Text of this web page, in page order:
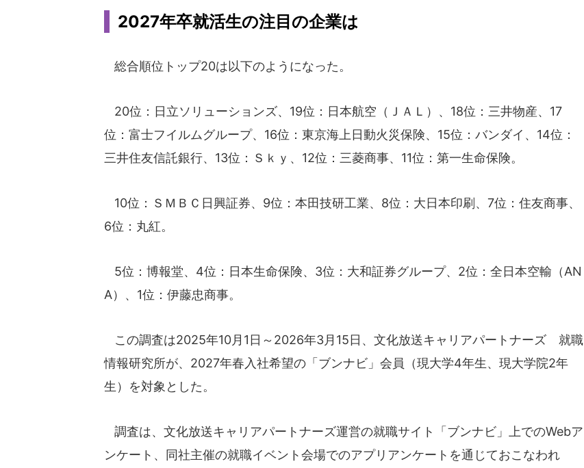
2027年卒就活生の注目の企業は
総合順位トップ20は以下のようになった。
20位：日立ソリューションズ、19位：日本航空（ＪＡＬ）、18位：三井物産、17
位：富士フイルムグループ、16位：東京海上日動火災保険、15位：バンダイ、14位：
三井住友信託銀行、13位：Ｓｋｙ、12位：三菱商事、11位：第一生命保険。
10位：ＳＭＢＣ日興証券、9位：本田技研工業、8位：大日本印刷、7位：住友商事、
6位：丸紅。
5位：博報堂、4位：日本生命保険、3位：大和証券グループ、2位：全日本空輸（AN
A）、1位：伊藤忠商事。
この調査は2025年10月1日～2026年3月15日、文化放送キャリアパートナーズ 就職
情報研究所が、2027年春入社希望の「ブンナビ」会員（現大学4年生、現大学院2年
生）を対象とした。
調査は、文化放送キャリアパートナーズ運営の就職サイト「ブンナビ」上でのWebア
ンケート、同社主催の就職イベント会場でのアプリアンケートを通じておこなわれ